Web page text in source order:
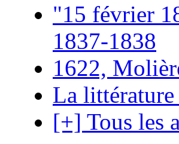
"15 février
1837-1838
1622,
La
[+] Tous les